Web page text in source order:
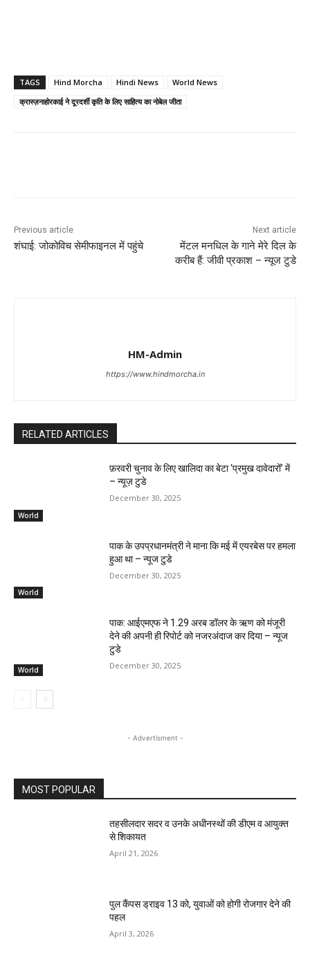
TAGS Hind Morcha Hindi News
World News
क्रास्ज़नाहोरकाई ने दूरदर्शी कृति के लिए साहित्य का नोबेल जीता
Previous article
शंघाई: जोकोविच सेमीफाइनल में पहुंचे
Next article
मेंटल मनधिल के गाने मेरे दिल के
करीब हैं: जीवी प्रकाश – न्यूज टुडे
HM-Admin
https://www.hindmorcha.in
RELATED ARTICLES
World
फ़रवरी चुनाव के लिए खालिदा का बेटा ‘प्रमुख दावेदारों’ में
– न्यूज़ टुडे
December 30, 2025
World
पाक के उपप्रधानमंत्री ने माना कि मई में एयरबेस पर हमला
हुआ था – न्यूज टुडे
December 30, 2025
World
पाक: आईएमएफ ने 1.29 अरब डॉलर के ऋण को मंजूरी
देने की अपनी ही रिपोर्ट को नजरअंदाज कर दिया – न्यूज
टुडे
December 30, 2025
- Advertisment -
MOST POPULAR
तहसीलदार सदर व उनके अधीनस्थों की डीएम व आयुक्त
से शिकायत
April 21, 2026
पुल कैंपस ड्राइव 13 को, युवाओं को होगी रोजगार देने की
पहल
April 3, 2026